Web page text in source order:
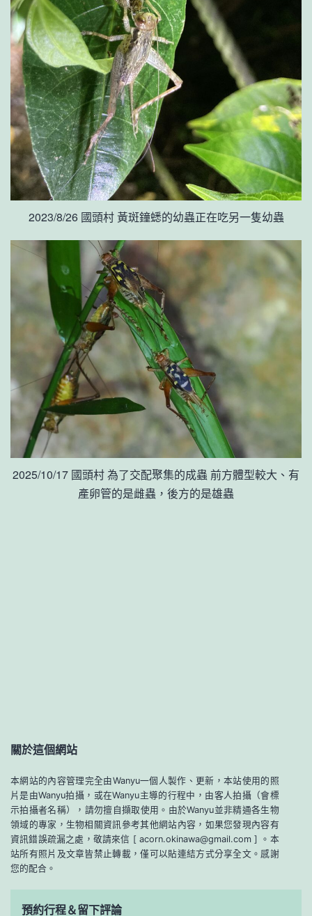
2023/8/26 國頭村 黃斑鐘蟋的幼蟲正在吃另一隻幼蟲
2025/10/17 國頭村 為了交配聚集的成蟲 前方體型較大、有
產卵管的是雌蟲，後方的是雄蟲
關於這個網站
本網站的內容管理完全由Wanyu一個人製作、更新，本站使用的照
片是由Wanyu拍攝，或在Wanyu主導的行程中，由客人拍攝（會標
示拍攝者名稱），請勿擅自擷取使用。由於Wanyu並非精通各生物
領域的專家，生物相關資訊參考其他網站內容，如果您發現內容有
資訊錯誤疏漏之處，敬請來信 [ acorn.okinawa@gmail.com ] 。本
站所有照片及文章皆禁止轉載，僅可以貼連結方式分享全文。感謝
您的配合。
預約行程＆留下評論